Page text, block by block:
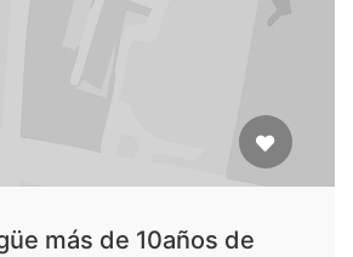
más de 10años de